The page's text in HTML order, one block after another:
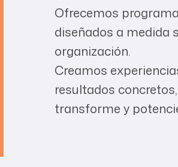
Ofrecemos
diseñados a medida
organización.
Creamos
resultados
transforme y